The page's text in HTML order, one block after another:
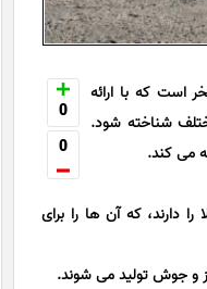
0
0
است که با ارائه
شناخته شود.
می کند.
دارند، که آن ها را برای
و جوش تولید می شوند.